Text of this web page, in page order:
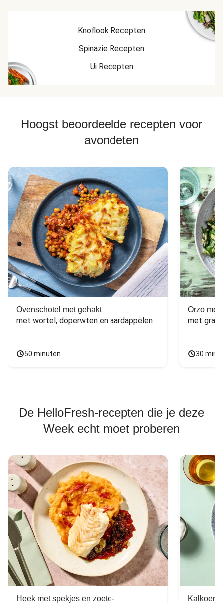
Knoflook Recepten
Spinazie Recepten
Ui Recepten
Hoogst beoordeelde recepten voor
avondeten
Ovenschotel met gehakt
met wortel, doperwten en aardappelen
50 minuten
Orzo met
met
30
De HelloFresh-recepten die je deze
Week echt moet proberen
Heek met spekjes en zoete-
Kalkoen